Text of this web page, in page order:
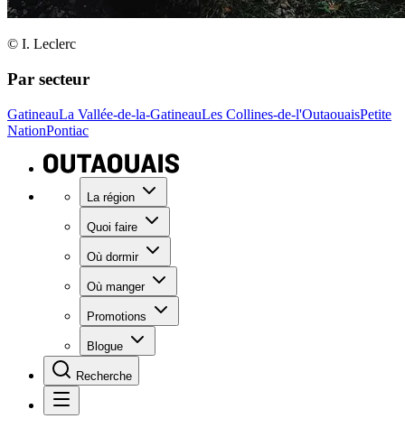
© I. Leclerc
Par secteur
GatineauLa Vallée-de-la-GatineauLes Collines-de-l'OutaouaisPetite
NationPontiac
La région
Quoi faire
Où dormir
Où manger
Promotions
Blogue
Recherche